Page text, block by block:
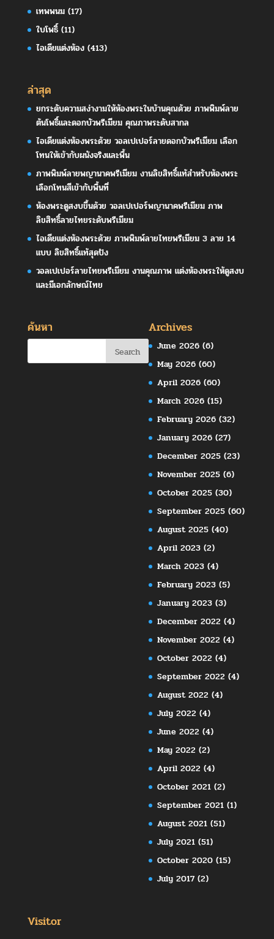
เทพพนม(17)
ใบโพธิ์(11)
ไอเดียแต่งห้อง(413)
ล่าสุด
ยกระดับความสง่างามให้ห้องพระในบ้านคุณด้วย ภาพพิมพ์ลาย
ต้นโพธิ์และดอกบัวพรีเมียม คุณภาพระดับสากล
ไอเดียแต่งห้องพระด้วย วอลเปเปอร์ลายดอกบัวพรีเมียม เลือก
โทนให้เข้ากับผนังจริงและพื้น
ภาพพิมพ์ลายพญานาคพรีเมียม งานลิขสิทธิ์แท้สำหรับห้องพระ
เลือกโทนสีเข้ากับพื้นที่
ห้องพระดูสงบขึ้นด้วย วอลเปเปอร์พญานาคพรีเมียม ภาพ
ลิขสิทธิ์ลายไทยระดับพรีเมียม
ไอเดียแต่งห้องพระด้วย ภาพพิมพ์ลายไทยพรีเมียม 3 ลาย 14
แบบ ลิขสิทธิ์แท้สุดปัง
วอลเปเปอร์ลายไทยพรีเมียม งานคุณภาพ แต่งห้องพระให้ดูสงบ
และมีเอกลักษณ์ไทย
ค้นหา Archives
June 2026 (6)
May 2026 (60)
April 2026 (60)
March 2026 (15)
February 2026 (32)
January 2026 (27)
December 2025 (23)
November 2025 (6)
October 2025 (30)
September 2025 (60)
August 2025 (40)
April 2023 (2)
March 2023 (4)
February 2023 (5)
January 2023 (3)
December 2022 (4)
November 2022 (4)
October 2022 (4)
September 2022 (4)
August 2022 (4)
July 2022 (4)
June 2022 (4)
May 2022 (2)
April 2022 (4)
October 2021 (2)
September 2021 (1)
August 2021 (51)
July 2021 (51)
October 2020 (15)
July 2017 (2)
Visitor